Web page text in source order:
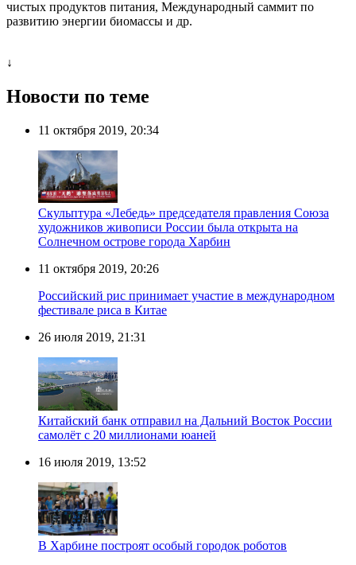
чистых продуктов питания, Международный саммит по
развитию энергии биомассы и др.
↓
Новости по теме
11 октября 2019, 20:34
Скульптура «Лебедь» председателя правления Союза
художников живописи России была открыта на
Солнечном острове города Харбин
11 октября 2019, 20:26
Российский рис принимает участие в международном
фестивале риса в Китае
26 июля 2019, 21:31
Китайский банк отправил на Дальний Восток России
самолёт с 20 миллионами юаней
16 июля 2019, 13:52
В Харбине построят особый городок роботов